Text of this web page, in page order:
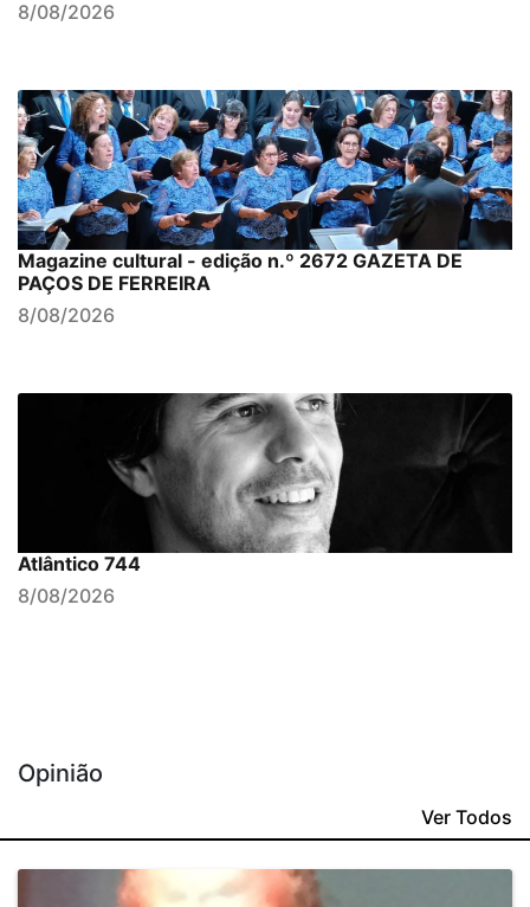
8/08/2026
Magazine cultural - edição n.º 2672 GAZETA DE
PAÇOS DE FERREIRA
8/08/2026
Atlântico 744
8/08/2026
Opinião
Ver Todos